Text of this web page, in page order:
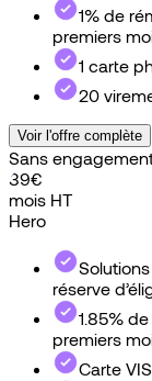
1% de
premiers
1 carte
20
Voir l'offre complète
Sans
39€
mois HT
Hero
réserve
1.85%
premiers
Carte